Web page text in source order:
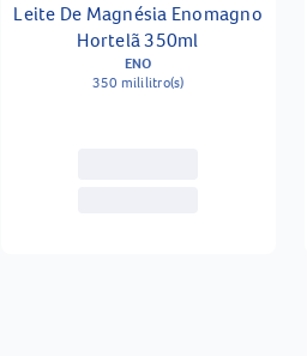
Leite De Magnésia Enomagno
Hortelã 350ml
ENO
350 mililitro(s)